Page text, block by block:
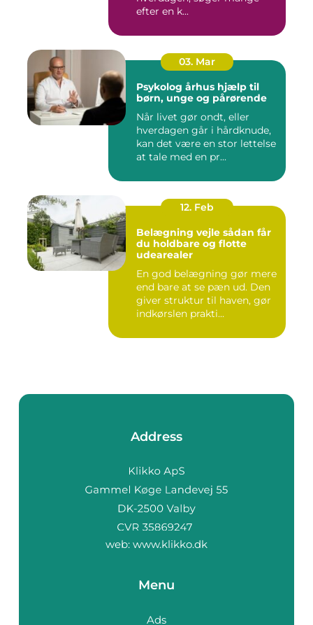
efter en k...
03. Mar
Psykolog århus hjælp til
børn, unge og pårørende
Når livet gør ondt, eller
hverdagen går i hårdknude,
kan det være en stor lettelse
at tale med en pr...
12. Feb
Belægning vejle sådan får
du holdbare og flotte
udearealer
En god belægning gør mere
end bare at se pæn ud. Den
giver struktur til haven, gør
indkørslen prakti...
Address
web: www.klikko.dk
Menu
Ads